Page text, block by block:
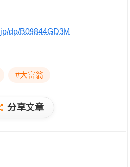
dp/B09844GD3M
#大富翁
分享文章